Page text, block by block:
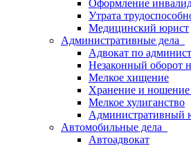
Оформление
Утрата
Медицинский юрист
Административные дела
Адвокат по
Незаконный оборот
Мелкое хищение
Хранение и
Мелкое хулиганство
Административный
Автомобильные дела
Автоадвокат